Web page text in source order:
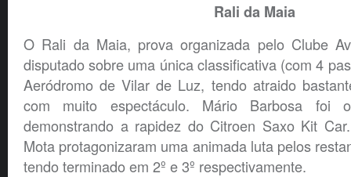
Rali da Maia
O Rali da Maia, prova organizada pelo Clube
disputado sobre uma única classificativa (com 4
Aeródromo de Vilar de Luz, tendo atraido
com muito espectáculo. Mário Barbosa foi
demonstrando a rapidez do Citroen Saxo Kit
Mota protagonizaram uma animada luta pelos
tendo terminado em 2º e 3º respectivamente.